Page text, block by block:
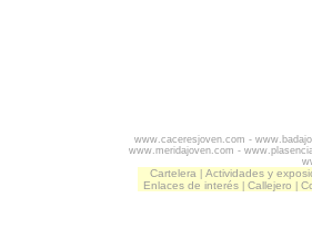
www.caceresjoven.com -
www.meridajoven.com -
Cartelera| Actividades y
Enlaces de interés| Callejero